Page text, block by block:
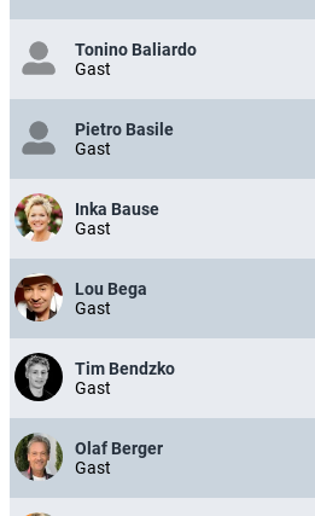
Tonino Baliardo
Gast
Pietro Basile
Gast
Inka Bause
Gast
Lou Bega
Gast
Tim Bendzko
Gast
Olaf Berger
Gast